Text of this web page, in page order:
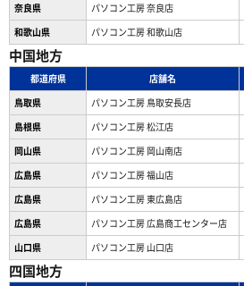
奈良県
パソコン工房 奈良店
和歌山県
パソコン工房 和歌山店
中国地方
都道府県 店舗名
鳥取県
パソコン工房 鳥取安長店
島根県
パソコン工房 松江店
岡山県
パソコン工房 岡山南店
広島県
パソコン工房 福山店
広島県
パソコン工房 東広島店
広島県
パソコン工房 広島商工センター店
山口県
パソコン工房 山口店
四国地方